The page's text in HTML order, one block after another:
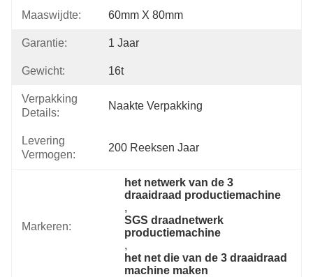
Maaswijdte: 60mm X 80mm
Garantie: 1 Jaar
Gewicht: 16t
Verpakking
Details:
Naakte Verpakking
Levering
Vermogen:
200 Reeksen Jaar
Markeren:
het netwerk van de 3
draaidraad productiemachine
,
SGS draadnetwerk
productiemachine
,
het net die van de 3 draaidraad
machine maken